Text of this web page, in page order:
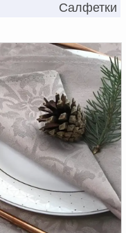
Салфетки